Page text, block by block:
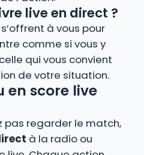
live en direct ?
à vous pour
comme si vous y
qui vous convient
de votre situation.
en score live
pas regarder le match,
à la radio ou